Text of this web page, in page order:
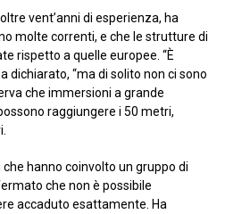
vent’anni di esperienza, ha
molte correnti, e che le strutture di
rispetto a quelle europee. “È
dichiarato, “ma di solito non ci sono
che immersioni a grande
raggiungere i 50 metri,
hanno coinvolto un gruppo di
che non è possibile
accaduto esattamente. Ha